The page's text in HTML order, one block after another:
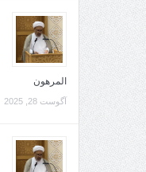
المرهون
آگوست 28, 2025